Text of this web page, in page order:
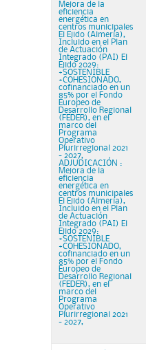
Mejora de la
eficiencia
energética en
centros municipales
El Ejido (Almería),
Incluido en el Plan
de Actuación
Integrado (PAI) El
Ejido 2029:
+SOSTENIBLE
+COHESIONADO,
cofinanciado en un
85% por el Fondo
Europeo de
Desarrollo Regional
(FEDER), en el
marco del
Programa
Operativo
Plurirregional 2021
- 2027,
ADJUDICACIÓN :
Mejora de la
eficiencia
energética en
centros municipales
El Ejido (Almería),
Incluido en el Plan
de Actuación
Integrado (PAI) El
Ejido 2029:
+SOSTENIBLE
+COHESIONADO,
cofinanciado en un
85% por el Fondo
Europeo de
Desarrollo Regional
(FEDER), en el
marco del
Programa
Operativo
Plurirregional 2021
- 2027,